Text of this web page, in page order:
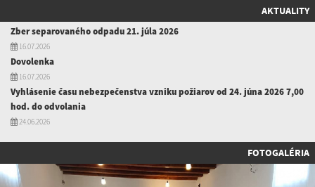
AKTUALITY
Zber separovaného odpadu 21. júla 2026
16.07.2026
Dovolenka
16.07.2026
Vyhlásenie času nebezpečenstva vzniku požiarov od 24. júna 2026 7,00
hod. do odvolania
24.06.2026
FOTOGALÉRIA